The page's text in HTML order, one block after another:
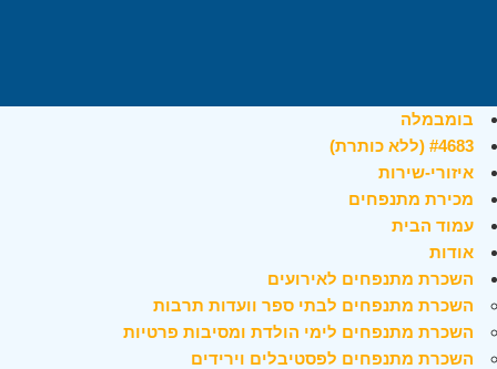
בומבמלה
#4683 (ללא כותרת)
איזורי-שירות
מכירת מתנפחים
עמוד הבית
אודות
השכרת מתנפחים לאירועים
השכרת מתנפחים לבתי ספר וועדות תרבות
השכרת מתנפחים לימי הולדת ומסיבות פרטיות
השכרת מתנפחים לפסטיבלים וירידים